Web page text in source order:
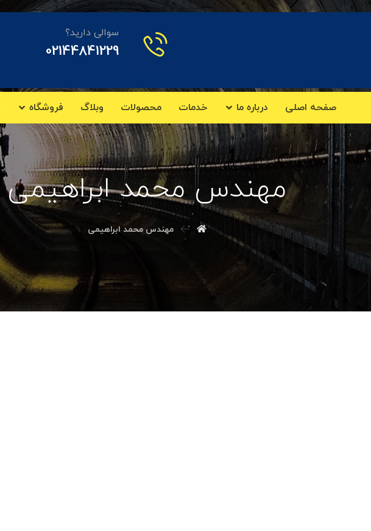
سوالی دارید؟
02144841229
صفحه اصلی درباره ما خدمات محصولات وبلاگ فروشگاه
مهندس محمد ابراهیمی
مهندس محمد ابراهیمی